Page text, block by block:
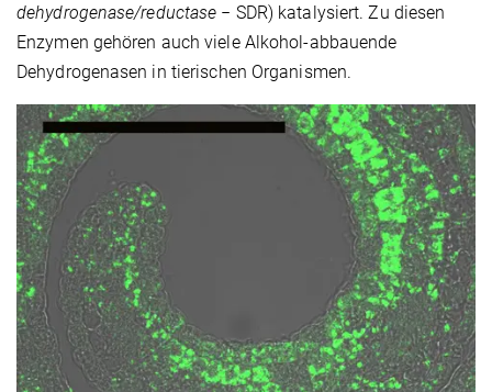
dehydrogenase/reductase − SDR) katalysiert. Zu diesen
Enzymen gehören auch viele Alkohol-abbauende
Dehydrogenasen in tierischen Organismen.